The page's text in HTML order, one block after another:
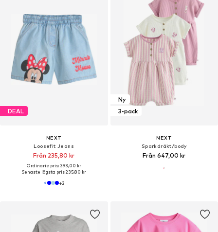
DEAL
NEXT
Loosefit Jeans
Från 235,80 kr
Ordinarie pris: 393,00 kr
Senaste lägsta pris:235,80 kr
+2
Ny
3-pack
NEXT
Sparkdräkt/body
Från 647,00 kr